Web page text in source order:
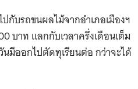
กับรถขนผลไม้จากอำเภอเมืองฯ
บาท แลกกับเวลาครึ่งเดือนเต็ม
นมีออกไปตัดทุเรียนต่อ กว่าจะได้